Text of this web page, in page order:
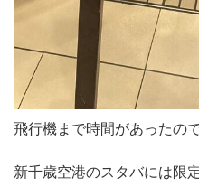
飛行機まで時間があったの
新千歳空港のスタバには限